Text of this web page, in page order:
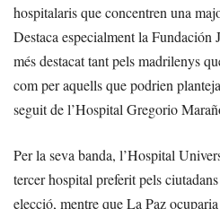
hospitalaris que concentren una
Destaca especialment la Fundación
més destacat tant pels madrilenys
com per aquells que podrien
seguit de l’Hospital Gregorio
Per la seva banda, l’Hospital
tercer hospital preferit pels
elecció, mentre que La Paz